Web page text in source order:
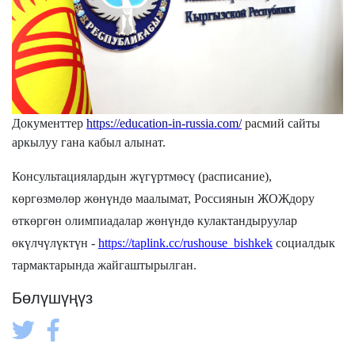
Документтер https://education-in-russia.com/ расмий сайты
аркылуу гана кабыл алынат.
Консультациялардын жүгүртмөсү (расписание),
көргөзмөлөр жөнүндө маалымат, Россиянын ЖОЖдору
өткөргөн олимпиадалар жөнүндө кулактандыруулар
өкүлчүлүктүн - https://taplink.cc/rushouse_bishkek социалдык
тармактарында жайгаштырылган.
Бөлүшүңүз